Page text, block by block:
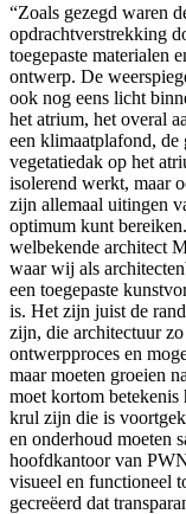
“Zoals gezegd waren
opdrachtverstrekking
toegepaste materialen
ontwerp. De
ook nog eens licht
het atrium, het overal
een klimaatplafond, de
vegetatiedak op het
isolerend werkt, maar
zijn allemaal uitingen
optimum kunt
welbekende architect
waar wij als
een toegepaste
is. Het zijn juist de
zijn, die architectuur
ontwerpproces en
maar moeten groeien
moet kortom betekenis
krul zijn die is
en onderhoud moeten
hoofdkantoor van
visueel en functioneel
gecreëerd dat